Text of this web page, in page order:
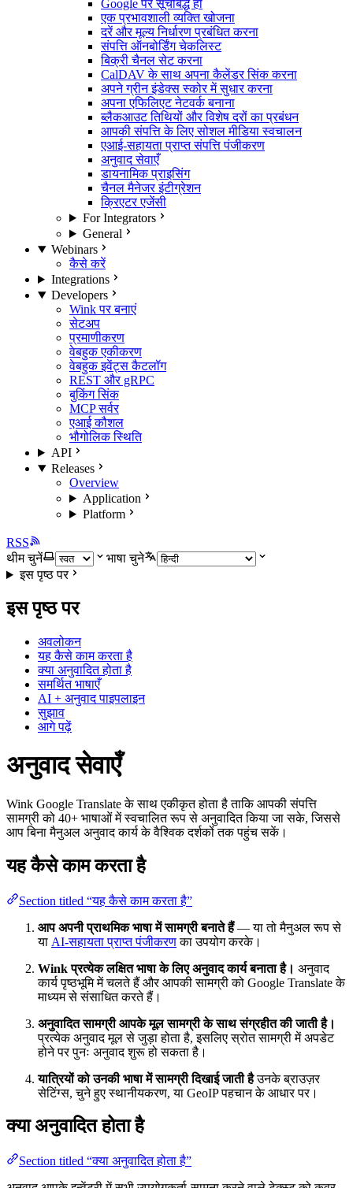
Google पर सूचीबद्ध हों
एक प्रभावशाली व्यक्ति खोजना
दरें और मूल्य निर्धारण प्रबंधित करना
संपत्ति ऑनबोर्डिंग चेकलिस्ट
बिक्री चैनल सेट करना
CalDAV के साथ अपना कैलेंडर सिंक करना
अपने ग्रीन इंडेक्स स्कोर में सुधार करना
अपना एफिलिएट नेटवर्क बनाना
ब्लैकआउट तिथियों और विशेष दरों का प्रबंधन
आपकी संपत्ति के लिए सोशल मीडिया स्वचालन
एआई-सहायता प्राप्त संपत्ति पंजीकरण
अनुवाद सेवाएँ
डायनामिक प्राइसिंग
चैनल मैनेजर इंटीग्रेशन
क्रिएटर एजेंसी
For Integrators
General
Webinars
कैसे करें
Integrations
Developers
Wink पर बनाएं
सेटअप
प्रमाणीकरण
वेबहुक एकीकरण
वेबहुक इवेंट्स कैटलॉग
REST और gRPC
बुकिंग सिंक
MCP सर्वर
एआई कौशल
भौगोलिक स्थिति
API
Releases
Overview
Application
Platform
RSS
थीम चुनें
भाषा चुने
इस पृष्ठ पर
इस पृष्ठ पर
अवलोकन
यह कैसे काम करता है
क्या अनुवादित होता है
समर्थित भाषाएँ
AI + अनुवाद पाइपलाइन
सुझाव
आगे पढ़ें
अनुवाद सेवाएँ
Wink Google Translate के साथ एकीकृत होता है ताकि आपकी संपत्ति
सामग्री को 40+ भाषाओं में स्वचालित रूप से अनुवादित किया जा सके, जिससे
आप बिना मैनुअल अनुवाद कार्य के वैश्विक दर्शकों तक पहुंच सकें।
यह कैसे काम करता है
Section titled “यह कैसे काम करता है”
आप अपनी प्राथमिक भाषा में सामग्री बनाते हैं— या तो मैनुअल रूप से
या AI-सहायता प्राप्त पंजीकरणका उपयोग करके।
Wink प्रत्येक लक्षित भाषा के लिए अनुवाद कार्य बनाता है। अनुवाद
कार्य पृष्ठभूमि में चलते हैं और आपकी सामग्री को Google Translate के
माध्यम से संसाधित करते हैं।
अनुवादित सामग्री आपके मूल सामग्री के साथ संग्रहीत की जाती है।
प्रत्येक अनुवाद मूल से जुड़ा होता है, इसलिए स्रोत सामग्री में अपडेट
होने पर पुनः अनुवाद शुरू हो सकता है।
यात्रियों को उनकी भाषा में सामग्री दिखाई जाती हैउनके ब्राउज़र
सेटिंग्स, चुने हुए स्थानीयकरण, या GeoIP पहचान के आधार पर।
क्या अनुवादित होता है
Section titled “क्या अनुवादित होता है”